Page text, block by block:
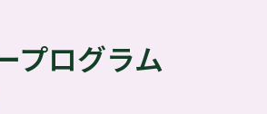
プログラム